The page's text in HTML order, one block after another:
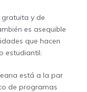
gratuita y de
es asequible
que hacen
estudiantil.
está a la par
de programas